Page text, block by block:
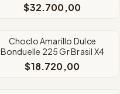
$32.700,00
Choclo Amarillo Dulce
Bonduelle 225 Gr Brasil X4
$18.720,00